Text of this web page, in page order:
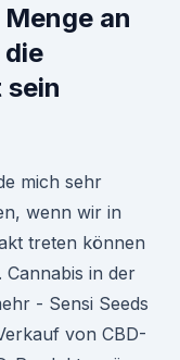
an
mich sehr
wenn wir in
treten können
in der
- Sensi Seeds
von CBD-